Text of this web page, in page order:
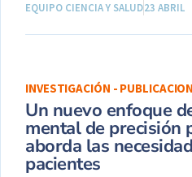
EQUIPO CIENCIA Y SALUD23 ABRIL
INVESTIGACIÓN -
Un nuevo enfoque
mental de precisión
aborda las
pacientes